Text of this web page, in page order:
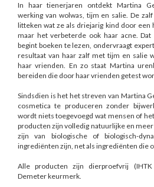
In haar tienerjaren ontdekt Martina
werking van wolwas, tijm en salie. De
litteken wat ze als driejarig kind door een
maar het verbeterde ook haar acne.
begint boeken te lezen, ondervraagt
resultaat van haar zalf met tijm en salie
haar vrienden. En zo staat Martina
bereiden die door haar vrienden getest
Sindsdien is het het streven van Martina
cosmetica te produceren zonder
wordt niets toegevoegd wat mensen of
producten zijn volledig natuurlijke en
zijn van biologische of biologisch-
ingrediënten zijn, net als ingrediënten die
Alle producten zijn dierproefvrij
Demeter keurmerk.